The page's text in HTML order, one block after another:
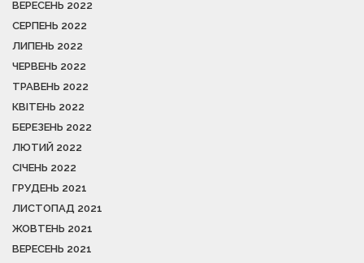
ВЕРЕСЕНЬ 2022
СЕРПЕНЬ 2022
ЛИПЕНЬ 2022
ЧЕРВЕНЬ 2022
ТРАВЕНЬ 2022
КВІТЕНЬ 2022
БЕРЕЗЕНЬ 2022
ЛЮТИЙ 2022
СІЧЕНЬ 2022
ГРУДЕНЬ 2021
ЛИСТОПАД 2021
ЖОВТЕНЬ 2021
ВЕРЕСЕНЬ 2021